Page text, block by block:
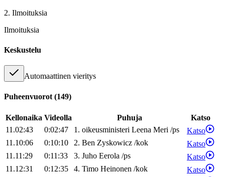
2. Ilmoituksia
Ilmoituksia
Keskustelu
Automaattinen vieritys
Puheenvuorot (149)
Kellonaika Videolla Puhuja
Katso
11.02:43
0:02:47 1. oikeusministeri Leena Meri /ps
Katso
11.10:06
0:10:10 2. Ben Zyskowicz /kok
Katso
11.11:29
0:11:33 3. Juho Eerola /ps
Katso
11.12:31
0:12:35 4. Timo Heinonen /kok
Katso